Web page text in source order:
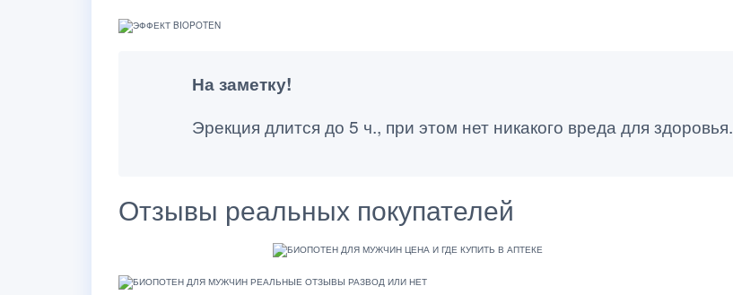
На заметку!
Эрекция длится до 5 ч., при этом нет никакого вреда для здоровья.
Отзывы реальных покупателей